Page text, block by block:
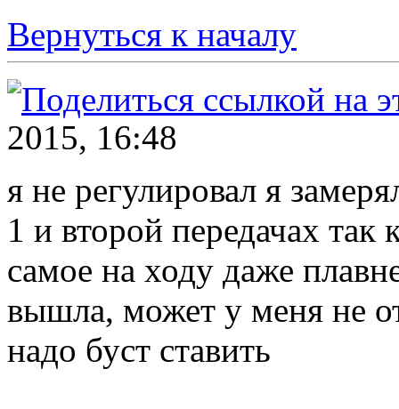
Вернуться к началу
2015, 16:48
я не регулировал я
1 и второй передачах так
самое на ходу даже
вышла, может у меня не
надо буст ставить